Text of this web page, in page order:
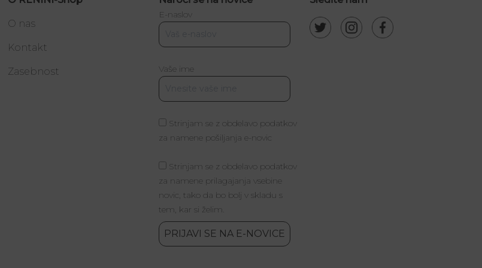
O nas
Kontakt
Zasebnost
E-naslov
Vaše ime
Strinjam se z obdelavo podatkov
za namene pošiljanja e-novic
Strinjam se z obdelavo podatkov
za namene prilagajanja vsebine
novic, tako da bo bolj v skladu s
tem, kar si želim.
PRIJAVI SE NA E-NOVICE